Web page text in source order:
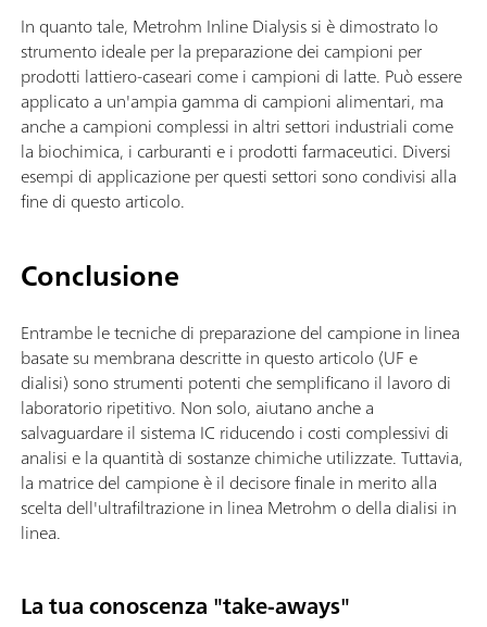
In quanto tale, Metrohm Inline Dialysis si è dimostrato lo
strumento ideale per la preparazione dei campioni per
prodotti lattiero-caseari come i campioni di latte. Può essere
applicato a un'ampia gamma di campioni alimentari, ma
anche a campioni complessi in altri settori industriali come
la biochimica, i carburanti e i prodotti farmaceutici. Diversi
esempi di applicazione per questi settori sono condivisi alla
fine di questo articolo.
Conclusione
Entrambe le tecniche di preparazione del campione in linea
basate su membrana descritte in questo articolo (UF e
dialisi) sono strumenti potenti che semplificano il lavoro di
laboratorio ripetitivo. Non solo, aiutano anche a
salvaguardare il sistema IC riducendo i costi complessivi di
analisi e la quantità di sostanze chimiche utilizzate. Tuttavia,
la matrice del campione è il decisore finale in merito alla
scelta dell'ultrafiltrazione in linea Metrohm o della dialisi in
linea.
La tua conoscenza "take-aways"